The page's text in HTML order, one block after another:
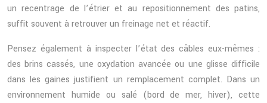
un recentrage de l’étrier et au repositionnement des patins,
suffit souvent à retrouver un freinage net et réactif.
Pensez également à inspecter l’état des câbles eux-mêmes :
des brins cassés, une oxydation avancée ou une glisse difficile
dans les gaines justifient un remplacement complet. Dans un
environnement humide ou salé (bord de mer, hiver), cette